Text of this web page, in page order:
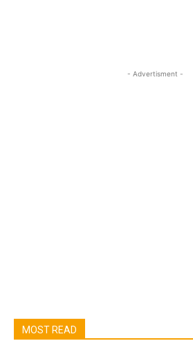
- Advertisment -
MOST READ